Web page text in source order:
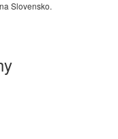
Slovensko.